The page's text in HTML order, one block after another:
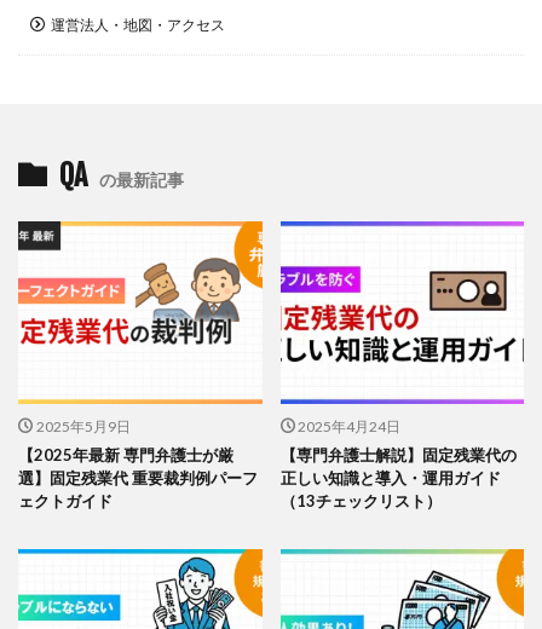
運営法人・地図・アクセス
QA の最新記事
2025年5月9日
【2025年最新 専門弁護士が厳
選】固定残業代 重要裁判例パーフ
ェクトガイド
2025年4月24日
【専門弁護士解説】固定残業代の
正しい知識と導入・運用ガイド
（13チェックリスト）